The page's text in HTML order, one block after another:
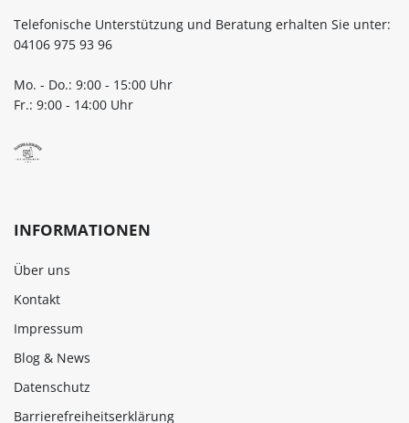
Telefonische Unterstützung und Beratung erhalten Sie unter:
04106 975 93 96
Mo. - Do.: 9:00 - 15:00 Uhr
Fr.: 9:00 - 14:00 Uhr
INFORMATIONEN
Über uns
Kontakt
Impressum
Blog & News
Datenschutz
Barrierefreiheitserklärung